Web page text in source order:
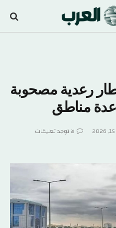
رعدية مصحوبة
مناطق
لا توجد تعليقات